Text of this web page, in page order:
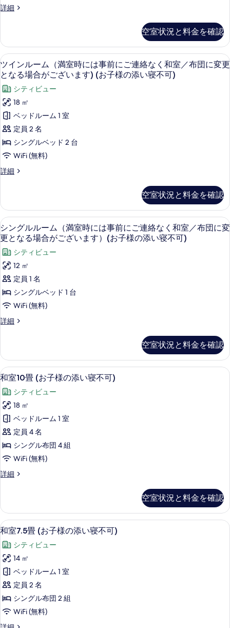
表
る
き
０
畳
＋
６
畳】
の
す
べ
て
の
写
表
示
す
る
詳細
和
続
き
【１
０
畳
＋
６
畳】
の
詳
空室状況と料金を確認
ツ
イ
ン
ル
ー
ム
（満
室
時
事
前
に
ご
連
絡
な
く
室
布
団
に
変
更
と
な
る
場
合
ざ
い
ま
す)
(お
子
様
の
高級寝具、羽毛の掛け布団、セーフ
4
ツインルーム（満室時には事前にご連絡なく和室／布団に変更
となる場合がございます) (お子様の添い寝不可)
シティビュー
18 ㎡
ベッドルーム 1 室
定員 2 名
シングルベッド 2 台
WiFi (無料)
詳細
ツ
ー
ム
（満
室
時
に
は
事
前
に
連
絡
な
室
布
団
に
変
更
と
な
場
合
ご
す)
(お
子
様
の
添
い
寝
不
可)
詳
細
空室状況と料金を確認
シ
ン
グ
ル
ル
ー
ム
（満
に
は
事
前
に
ご
連
絡
な
く
／
布
団
に
変
更
と
な
る
高級寝具、羽毛の掛け布団、セーフ
4
シングルルーム（満室時には事前にご連絡なく和室／布団に変
更となる場合がございます）(お子様の添い寝不可)
シティビュー
12 ㎡
定員 1 名
シングルベッド 1 台
WiFi (無料)
詳細
シ
ル
ー
ム
室
時
に
は
事
前
に
ご
連
絡
和
室
／
布
団
に
変
更
と
な
る
場
合
が
空室状況と料金を確認
和
室
10
畳
(お
子
様
の
添
寝
不
可)
の
す
べ
て
の
写
真
高級寝具、羽毛の掛け布団、セーフ
3
和室10畳 (お子様の添い寝不可)
シティビュー
18 ㎡
ベッドルーム 1 室
定員 4 名
シングル布団 4 組
WiFi (無料)
詳細
和
(お
子
様
添
い
寝
不
可)
の
詳
細
空室状況と料金を確認
和
室
7.5
畳
(お
子
様
の
和室7.5畳 (お子様の添い寝不可) | 高
4
和室7.5畳 (お子様の添い寝不可)
シティビュー
14 ㎡
ベッドルーム 1 室
定員 2 名
シングル布団 2 組
WiFi (無料)